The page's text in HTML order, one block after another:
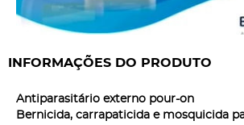
INFORMAÇÕES DO PRODUTO
Antiparasitário externo pour-on
Bernicida, carrapaticida e mosquicida